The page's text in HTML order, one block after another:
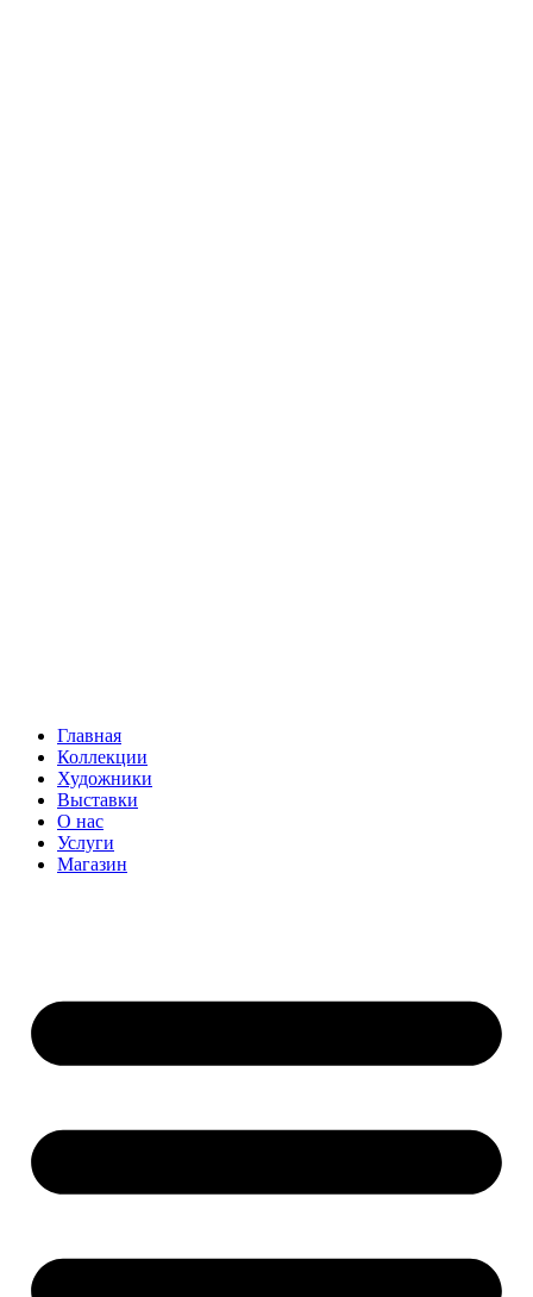
Главная
Коллекции
Художники
Выставки
О нас
Услуги
Магазин